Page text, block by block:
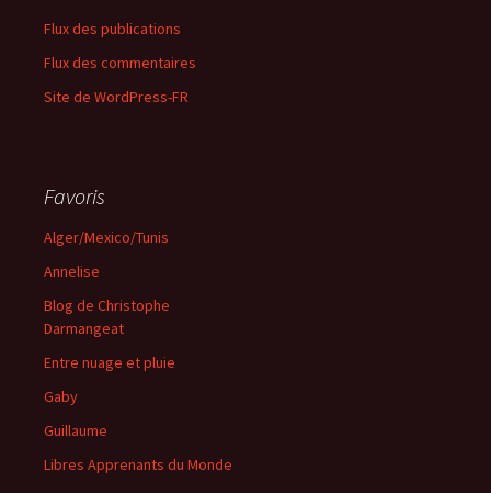
Flux des publications
Flux des commentaires
Site de WordPress-FR
Favoris
Alger/Mexico/Tunis
Annelise
Blog de Christophe
Darmangeat
Entre nuage et pluie
Gaby
Guillaume
Libres Apprenants du Monde